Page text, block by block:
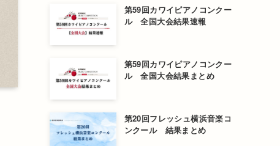
第59回カワイピアノコンクー
ル 全国大会結果速報
第59回カワイピアノコンクー
ル 全国大会結果まとめ
第20回フレッシュ横浜音楽コ
ンクール 結果まとめ